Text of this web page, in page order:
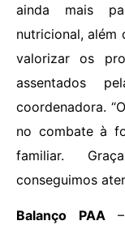
ainda mais
nutricional, além
valorizar os
assentados
coordenadora.
no combate à
familiar.
conseguimos
Balanço PAA–